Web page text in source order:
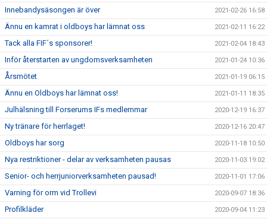
Innebandysäsongen är över 2021-02-26 16:58
Ännu en kamrat i oldboys har lämnat oss 2021-02-11 16:22
Tack alla FIF´s sponsorer! 2021-02-04 18:43
Inför återstarten av ungdomsverksamheten 2021-01-24 10:36
Årsmötet 2021-01-19 06:15
Ännu en Oldboys har lämnat oss! 2021-01-11 18:35
Julhälsning till Forserums IFs medlemmar 2020-12-19 16:37
Ny tränare för herrlaget! 2020-12-16 20:47
Oldboys har sorg 2020-11-18 10:50
Nya restriktioner - delar av verksamheten pausas 2020-11-03 19:02
Senior- och herrjuniorverksamheten pausad! 2020-11-01 17:06
Varning för orm vid Trollevi 2020-09-07 18:36
Profilkläder 2020-09-04 11:23